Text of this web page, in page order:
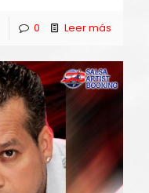
0 Leer más